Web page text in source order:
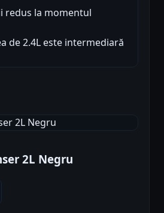
redus la momentul
de 2.4L este intermediară
2L Negru